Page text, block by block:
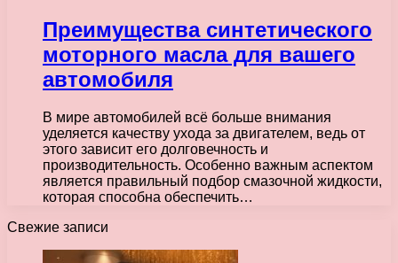
Преимущества синтетического
моторного масла для вашего
автомобиля
В мире автомобилей всё больше внимания
уделяется качеству ухода за двигателем, ведь от
этого зависит его долговечность и
производительность. Особенно важным аспектом
является правильный подбор смазочной жидкости,
которая способна обеспечить…
Свежие записи